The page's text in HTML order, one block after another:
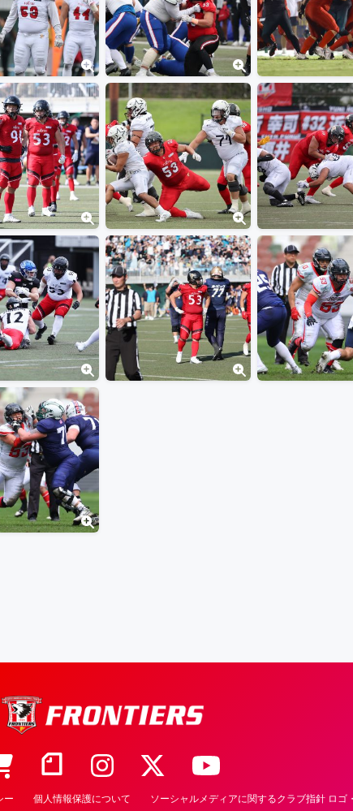
ー 個人情報保護について ソーシャルメディアに関するクラブ指針 ロゴ